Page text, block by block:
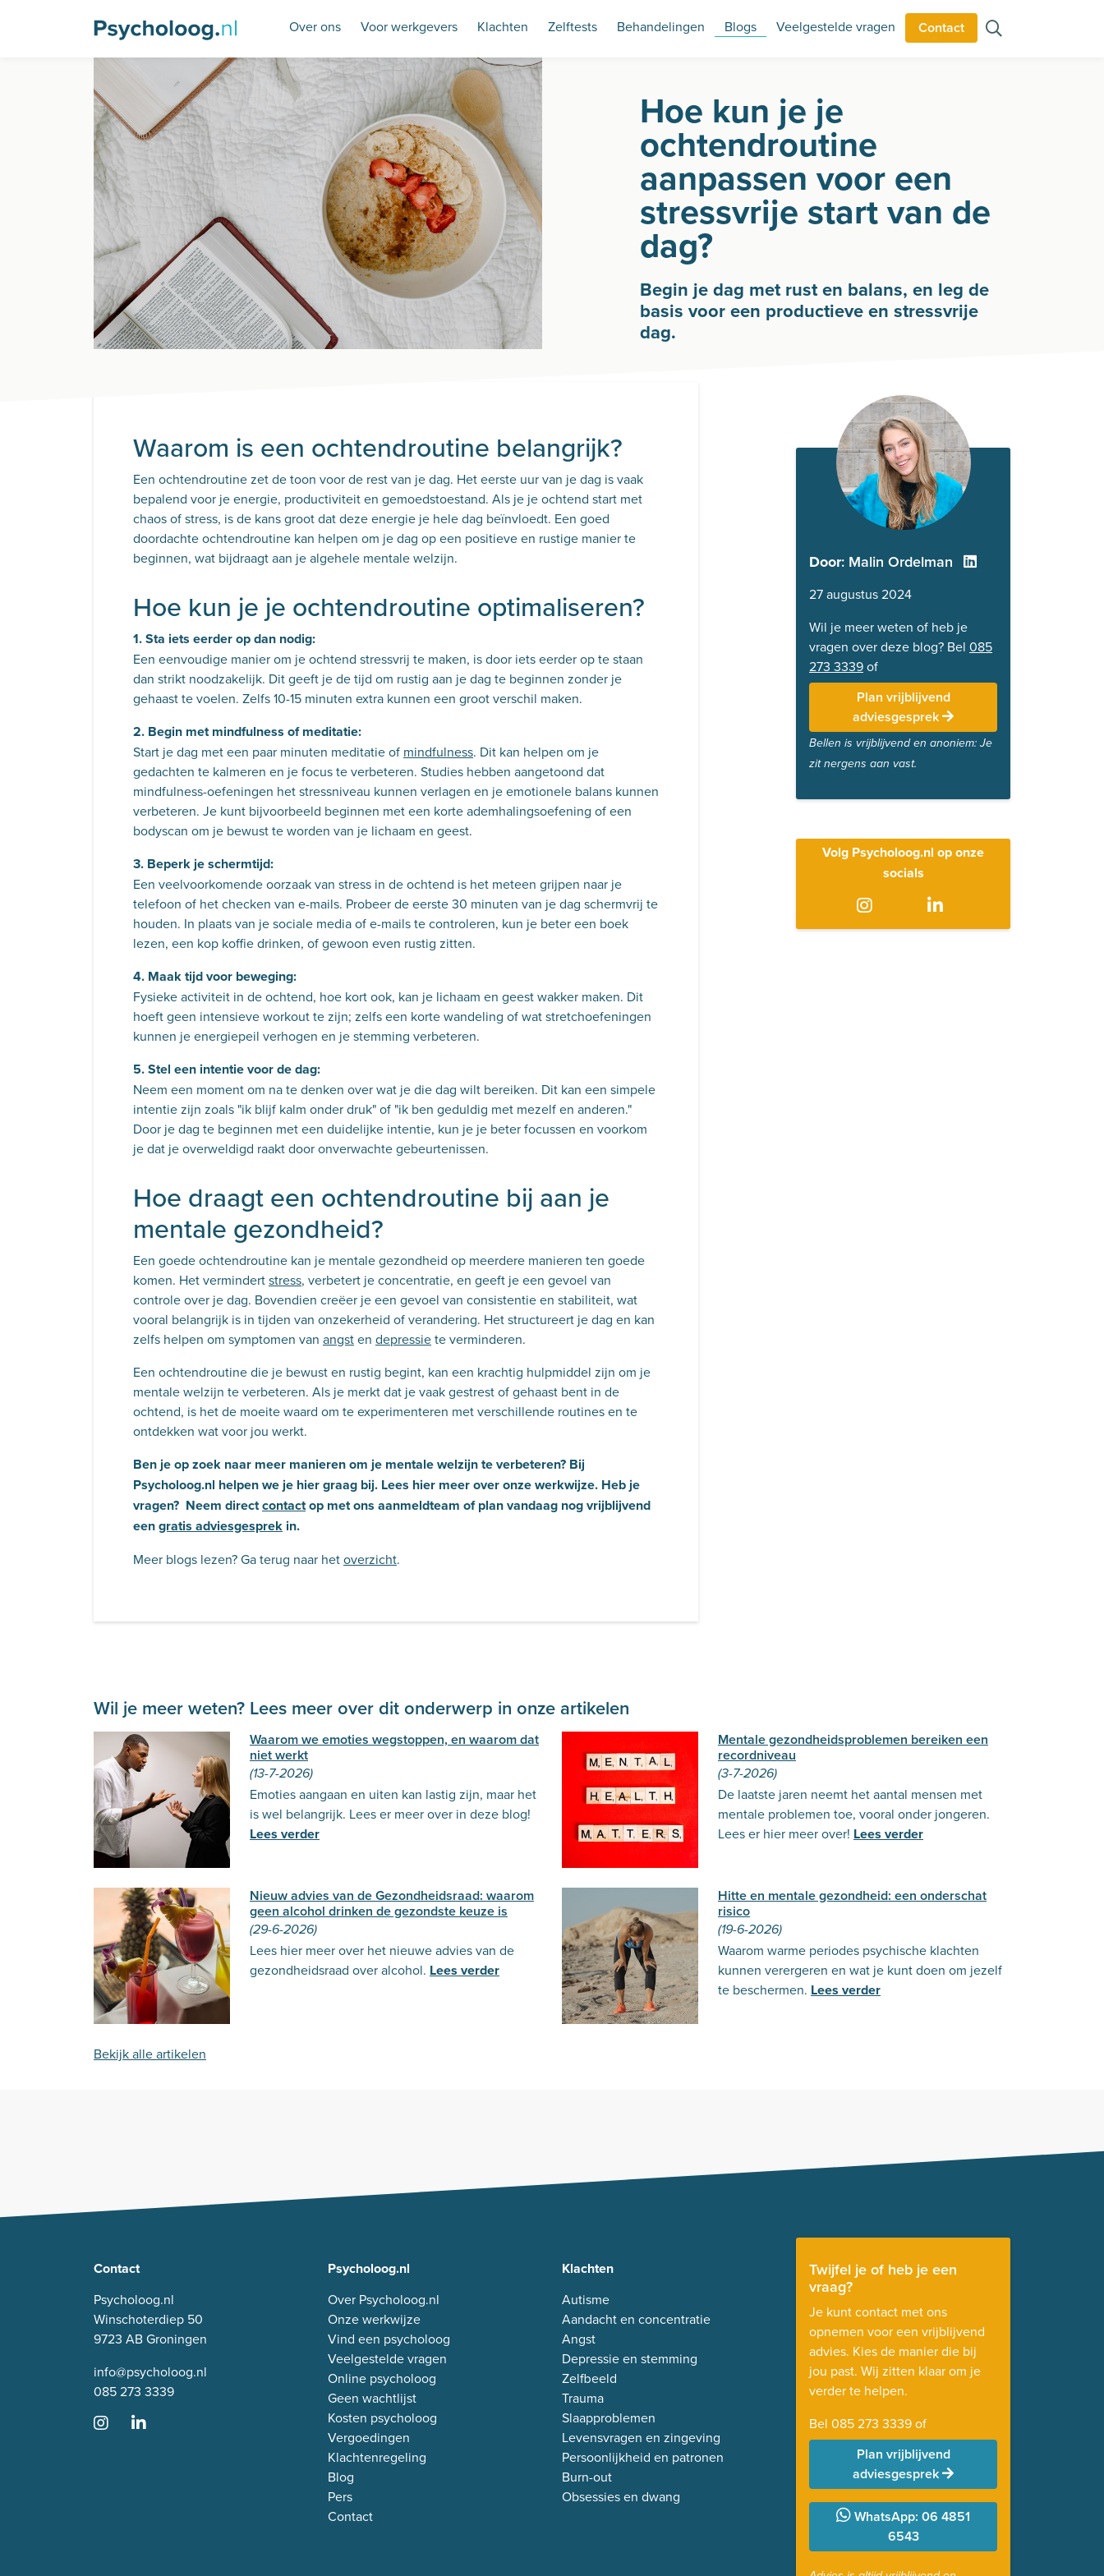
Over ons Voor werkgevers Klachten Zelftests Behandelingen Blogs Veelgestelde vragen Contact
Hoe kun je je
ochtendroutine
aanpassen voor een
stressvrije start van de
dag?
Begin je dag met rust en balans, en leg de
basis voor een productieve en stressvrije
dag.
Waarom is een ochtendroutine belangrijk?
Een ochtendroutine zet de toon voor de rest van je dag. Het eerste uur van je dag is vaak
bepalend voor je energie, productiviteit en gemoedstoestand. Als je je ochtend start met
chaos of stress, is de kans groot dat deze energie je hele dag beïnvloedt. Een goed
doordachte ochtendroutine kan helpen om je dag op een positieve en rustige manier te
beginnen, wat bijdraagt aan je algehele mentale welzijn.
Hoe kun je je ochtendroutine optimaliseren?
1. Sta iets eerder op dan nodig:
Een eenvoudige manier om je ochtend stressvrij te maken, is door iets eerder op te staan
dan strikt noodzakelijk. Dit geeft je de tijd om rustig aan je dag te beginnen zonder je
gehaast te voelen. Zelfs 10-15 minuten extra kunnen een groot verschil maken.
2. Begin met mindfulness of meditatie:
Start je dag met een paar minuten meditatie of mindfulness. Dit kan helpen om je
gedachten te kalmeren en je focus te verbeteren. Studies hebben aangetoond dat
mindfulness-oefeningen het stressniveau kunnen verlagen en je emotionele balans kunnen
verbeteren. Je kunt bijvoorbeeld beginnen met een korte ademhalingsoefening of een
bodyscan om je bewust te worden van je lichaam en geest.
3. Beperk je schermtijd:
Een veelvoorkomende oorzaak van stress in de ochtend is het meteen grijpen naar je
telefoon of het checken van e-mails. Probeer de eerste 30 minuten van je dag schermvrij te
houden. In plaats van je sociale media of e-mails te controleren, kun je beter een boek
lezen, een kop koffie drinken, of gewoon even rustig zitten.
4. Maak tijd voor beweging:
Fysieke activiteit in de ochtend, hoe kort ook, kan je lichaam en geest wakker maken. Dit
hoeft geen intensieve workout te zijn; zelfs een korte wandeling of wat stretchoefeningen
kunnen je energiepeil verhogen en je stemming verbeteren.
5. Stel een intentie voor de dag:
Neem een moment om na te denken over wat je die dag wilt bereiken. Dit kan een simpele
intentie zijn zoals "ik blijf kalm onder druk" of "ik ben geduldig met mezelf en anderen."
Door je dag te beginnen met een duidelijke intentie, kun je je beter focussen en voorkom
je dat je overweldigd raakt door onverwachte gebeurtenissen.
Hoe draagt een ochtendroutine bij aan je
mentale gezondheid?
Een goede ochtendroutine kan je mentale gezondheid op meerdere manieren ten goede
komen. Het vermindertstress, verbetert je concentratie, en geeft je een gevoel van
controle over je dag. Bovendien creëer je een gevoel van consistentie en stabiliteit, wat
vooral belangrijk is in tijden van onzekerheid of verandering. Het structureert je dag en kan
zelfs helpen om symptomen van angsten depressiete verminderen.
Een ochtendroutine die je bewust en rustig begint, kan een krachtig hulpmiddel zijn om je
mentale welzijn te verbeteren. Als je merkt dat je vaak gestrest of gehaast bent in de
ochtend, is het de moeite waard om te experimenteren met verschillende routines en te
ontdekken wat voor jou werkt.
Ben je op zoek naar meer manieren om je mentale welzijn te verbeteren? Bij
Psycholoog.nl helpen we je hier graag bij. Lees hier meer over onze werkwijze. Heb je
vragen? Neem directcontactop met ons aanmeldteam of plan vandaag nog vrijblijvend
eengratis adviesgesprek in.
Meer blogs lezen? Ga terug naar hetoverzicht.
Door: Malin Ordelman
27 augustus 2024
Wil je meer weten of heb je
vragen over deze blog? Bel 085
273 3339of
Plan vrijblijvend
adviesgesprek
Bellen is vrijblijvend en anoniem: Je
zit nergens aan vast.
Volg Psycholoog.nl op onze
socials
Wil je meer weten? Lees meer over dit onderwerp in onze artikelen
Waarom we emoties wegstoppen, en waarom dat
niet werkt
(13-7-2026)
Emoties aangaan en uiten kan lastig zijn, maar het
is wel belangrijk. Lees er meer over in deze blog!
Lees verder
Mentale gezondheidsproblemen bereiken een
recordniveau
(3-7-2026)
De laatste jaren neemt het aantal mensen met
mentale problemen toe, vooral onder jongeren.
Lees er hier meer over! Lees verder
Nieuw advies van de Gezondheidsraad: waarom
geen alcohol drinken de gezondste keuze is
(29-6-2026)
Lees hier meer over het nieuwe advies van de
gezondheidsraad over alcohol. Lees verder
Hitte en mentale gezondheid: een onderschat
risico
(19-6-2026)
Waarom warme periodes psychische klachten
kunnen verergeren en wat je kunt doen om jezelf
te beschermen. Lees verder
Bekijk alle artikelen
Contact
Psycholoog.nl
Winschoterdiep 50
9723 AB Groningen
info@psycholoog.nl
085 273 3339
Twijfel je of heb je een
vraag?
Je kunt contact met ons
opnemen voor een vrijblijvend
advies. Kies de manier die bij
jou past. Wij zitten klaar om je
verder te helpen.
Bel 085 273 3339of
Plan vrijblijvend
adviesgesprek
WhatsApp: 06 4851
6543
Psycholoog.nl
Over Psycholoog.nl
Onze werkwijze
Vind een psycholoog
Veelgestelde vragen
Online psycholoog
Geen wachtlijst
Kosten psycholoog
Vergoedingen
Klachtenregeling
Blog
Pers
Contact
Klachten
Autisme
Aandacht en concentratie
Angst
Depressie en stemming
Zelfbeeld
Trauma
Slaapproblemen
Levensvragen en zingeving
Persoonlijkheid en patronen
Burn-out
Obsessies en dwang